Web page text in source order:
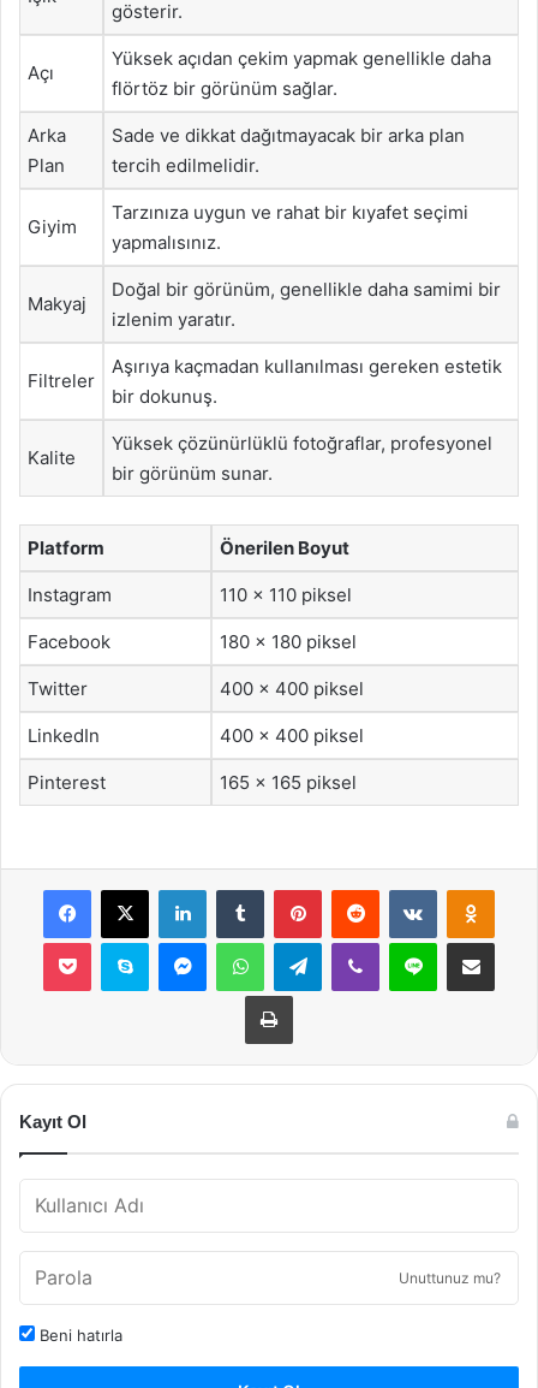
gösterir.
Açı
Yüksek açıdan çekim yapmak genellikle daha
flörtöz bir görünüm sağlar.
Arka
Plan
Sade ve dikkat dağıtmayacak bir arka plan
tercih edilmelidir.
Giyim
Tarzınıza uygun ve rahat bir kıyafet seçimi
yapmalısınız.
Makyaj
Doğal bir görünüm, genellikle daha samimi bir
izlenim yaratır.
Filtreler
Aşırıya kaçmadan kullanılması gereken estetik
bir dokunuş.
Kalite
Yüksek çözünürlüklü fotoğraflar, profesyonel
bir görünüm sunar.
Platform Önerilen Boyut
Instagram 110 x 110 piksel
Facebook 180 x 180 piksel
Twitter 400 x 400 piksel
LinkedIn 400 x 400 piksel
Pinterest 165 x 165 piksel
Facebook
X LinkedInTumblr PinterestReddit VKontakte
Pocket Skype MessengerWhatsAppTelegramViber Line E-Posta ile
Yazdır
Kayıt Ol
Unuttunuz mu?
Beni hatırla